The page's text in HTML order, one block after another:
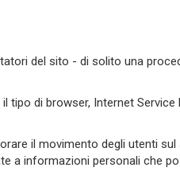
del sito - di solito una
di browser, Internet Service
il movimento degli utenti sul
a informazioni personali che